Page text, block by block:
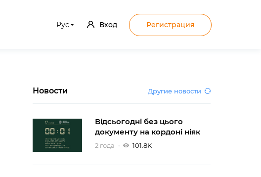
Рус Вход Регистрация
Новости Другие новости
Відсьогодні без цього
документу на кордоні ніяк
2 года 101.8K